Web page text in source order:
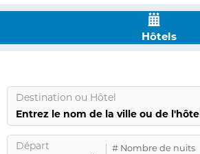
Hôtels
Destination ou Hôtel
Entrez le nom de la ville ou de l'hôtel
Départ # Nombre de nuits